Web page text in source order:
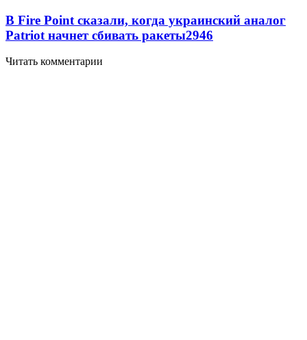
В Fire Point сказали, когда украинский аналог
Patriot начнет сбивать ракеты2946
Читать комментарии